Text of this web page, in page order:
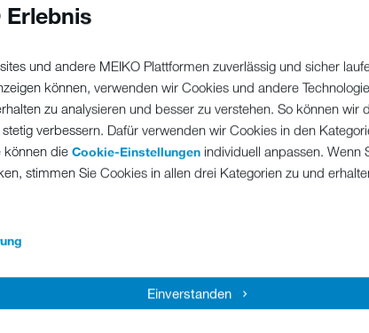
Erlebnis
und andere MEIKO Plattformen zuverlässig und sicher
können, verwenden wir Cookies und andere
zu analysieren und besser zu verstehen. So können wir
verbessern. Dafür verwenden wir Cookies in den
können die Cookie-Einstellungen individuell anpassen. Wenn
stimmen Sie Cookies in allen drei Kategorien zu und
Einverstanden
folgende Experten aus:
Keller AG
AG
Agaplesion Diakonieklinikum Rotenburg
im Bestand Abläufe hinsichtlich der
im Klinik- und Pflegealltag bei Änderungen von
von Gebäuden würden zu Isolierstationen erklärt und